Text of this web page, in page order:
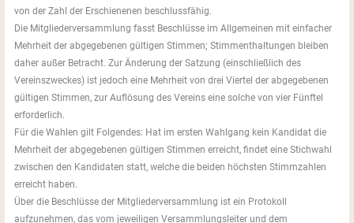
von der Zahl der Erschienenen beschlussfähig.
Die Mitgliederversammlung fasst Beschlüsse im Allgemeinen mit einfacher
Mehrheit der abgegebenen gültigen Stimmen; Stimmenthaltungen bleiben
daher außer Betracht. Zur Änderung der Satzung (einschließlich des
Vereinszweckes) ist jedoch eine Mehrheit von drei Viertel der abgegebenen
gültigen Stimmen, zur Auflösung des Vereins eine solche von vier Fünftel
erforderlich.
Für die Wahlen gilt Folgendes: Hat im ersten Wahlgang kein Kandidat die
Mehrheit der abgegebenen gültigen Stimmen erreicht, findet eine Stichwahl
zwischen den Kandidaten statt, welche die beiden höchsten Stimmzahlen
erreicht haben.
Über die Beschlüsse der Mitgliederversammlung ist ein Protokoll
aufzunehmen, das vom jeweiligen Versammlungsleiter und dem